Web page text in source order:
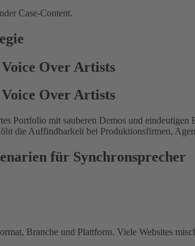
Case-Content.
Over Artists
Over Artists
Portfolio mit sauberen Demos und
die Auffindbarkeit bei Produktionsfirmen,
für Synchronsprecher
Branche und Plattform. Viele Websites